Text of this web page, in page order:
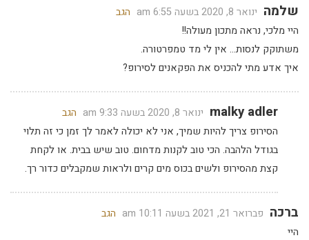
שלמה ינואר 8, 2020 בשעה 6:55 am
הגב
היי מלכי, נראה מתכון מעולה!!
משתוקק לנסות… אין לי מד טמפרטורה.
איך אדע מתי להכניס את הפקאנים לסירופ?
malky adler ינואר 8, 2020 בשעה 9:33 am
הגב
הסירופ צריך להיות שמיך, אני לא יכולה לאמר לך זמן כי זה תלוי
בגודל הלהבה. הכי טוב לקנות מדחום. טוב שיש בבית. או לקחת
קצת מהסירופ ולשים בכוס מים קרים ולראות שמקבלים כדור רך.
ברכה פברואר 21, 2021 בשעה 10:11 am
הגב
היי